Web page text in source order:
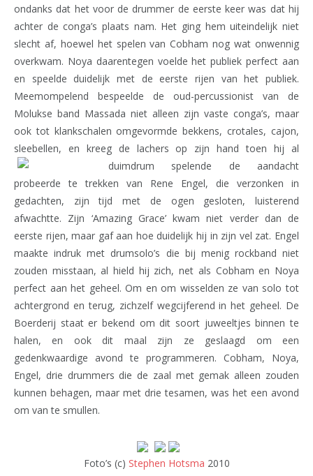
ondanks dat het voor de drummer de eerste keer was dat hij
achter de conga’s plaats nam. Het ging hem uiteindelijk niet
slecht af, hoewel het spelen van Cobham nog wat onwennig
overkwam. Noya daarentegen voelde het publiek perfect aan
en speelde duidelijk met de eerste rijen van het publiek.
Meemompelend bespeelde de oud-percussionist van de
Molukse band Massada niet alleen zijn vaste conga’s, maar
ook tot klankschalen omgevormde bekkens, crotales, cajon,
sleebellen, en kreeg de lachers op zijn hand toen hij al
duimdrum spelende de aandacht
probeerde te trekken van Rene Engel, die verzonken in
gedachten, zijn tijd met de ogen gesloten, luisterend
afwachtte. Zijn ‘Amazing Grace’ kwam niet verder dan de
eerste rijen, maar gaf aan hoe duidelijk hij in zijn vel zat. Engel
maakte indruk met drumsolo’s die bij menig rockband niet
zouden misstaan, al hield hij zich, net als Cobham en Noya
perfect aan het geheel. Om en om wisselden ze van solo tot
achtergrond en terug, zichzelf wegcijferend in het geheel. De
Boerderij staat er bekend om dit soort juweeltjes binnen te
halen, en ook dit maal zijn ze geslaagd om een
gedenkwaardige avond te programmeren. Cobham, Noya,
Engel, drie drummers die de zaal met gemak alleen zouden
kunnen behagen, maar met drie tesamen, was het een avond
om van te smullen.
Foto’s (c) Stephen Hotsma 2010